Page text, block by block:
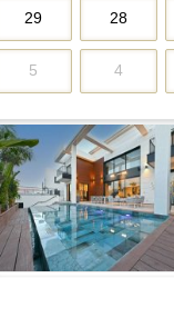
28
29
4
5